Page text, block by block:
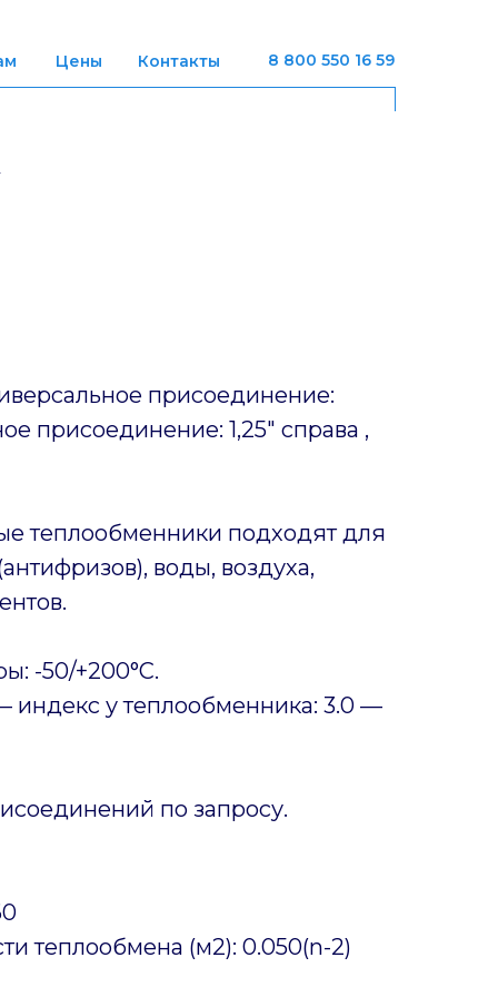
8 800 550 16 59
Цены Контакты
присоединение:
присоединение: 1,25" справа ,
теплообменники подходят для
воды, воздуха,
-50/+200°C.
индекс у теплообменника: 3.0 —
по запросу.
теплообмена (м2): 0.050(n-2)